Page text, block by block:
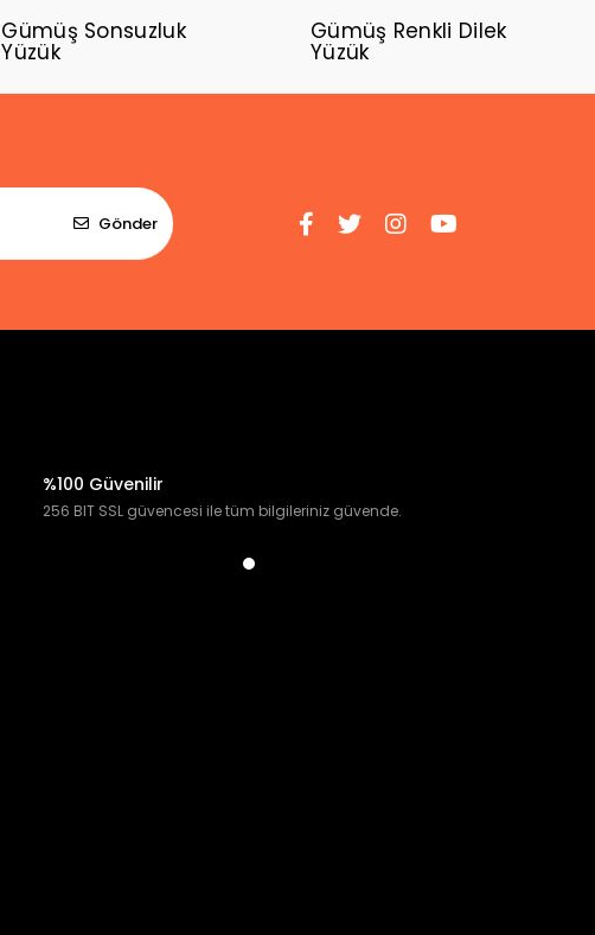
Gümüş Sonsuzluk
Yüzük
Gümüş Renkli Dilek
Yüzük
Gönder
%100 Güvenilir
256 BIT SSL güvencesi ile tüm bilgileriniz güvende.